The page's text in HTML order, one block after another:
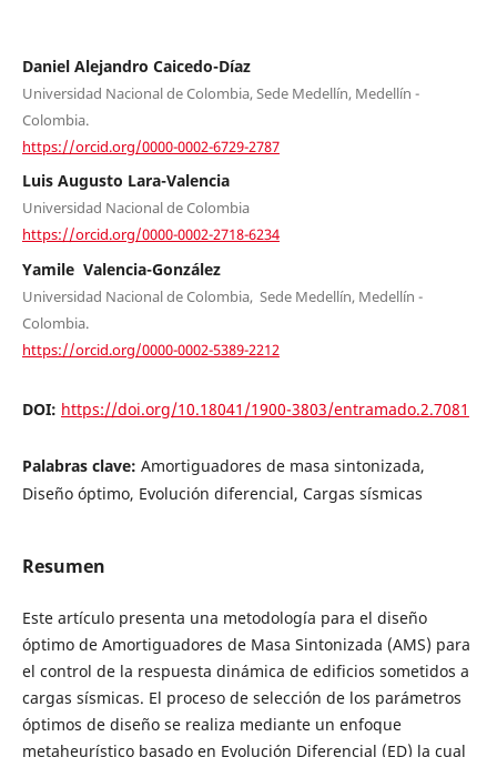
Daniel Alejandro Caicedo-Díaz
Universidad Nacional de Colombia, Sede Medellín, Medellín -
Colombia.
https://orcid.org/0000-0002-6729-2787
Luis Augusto Lara-Valencia
Universidad Nacional de Colombia
https://orcid.org/0000-0002-2718-6234
Yamile Valencia-González
Universidad Nacional de Colombia, Sede Medellín, Medellín -
Colombia.
https://orcid.org/0000-0002-5389-2212
DOI: https://doi.org/10.18041/1900-3803/entramado.2.7081
Palabras clave: Amortiguadores de masa sintonizada,
Diseño óptimo, Evolución diferencial, Cargas sísmicas
Resumen
Este artículo presenta una metodología para el diseño
óptimo de Amortiguadores de Masa Sintonizada (AMS) para
el control de la respuesta dinámica de edificios sometidos a
cargas sísmicas. El proceso de selección de los parámetros
óptimos de diseño se realiza mediante un enfoque
metaheurístico basado en Evolución Diferencial (ED) la cual